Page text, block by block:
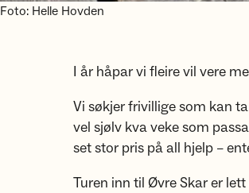
Foto: Helle Hovden
I år håpar vi fleire vil vere
Vi søkjer frivillige som kan
vel sjølv kva veke som
set stor pris på all hjelp –
Turen inn til Øvre Skar er